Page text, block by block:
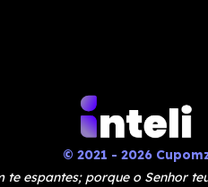
© 2021 - 2026
espantes; porque o Senhor